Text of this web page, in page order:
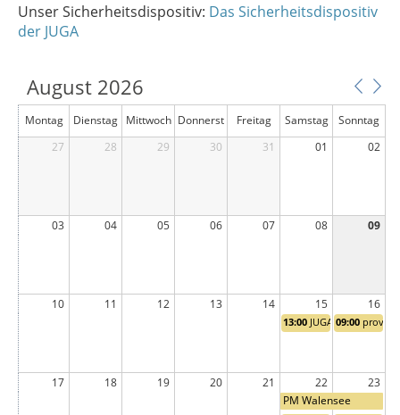
Unser Sicherheitsdispositiv: Das Sicherheitsdispositiv
der JUGA
August 2026
Montag Dienstag Mittwoch Donnerst
Freitag Samstag
Sonntag
27
28 29 30 31 01 02
03 04 05 06 07 08 09
10 11 12 13 14 15 16
17 18 19 20 21 22 23
13:00 JUGA Training
09:00 prov.
PM Walensee